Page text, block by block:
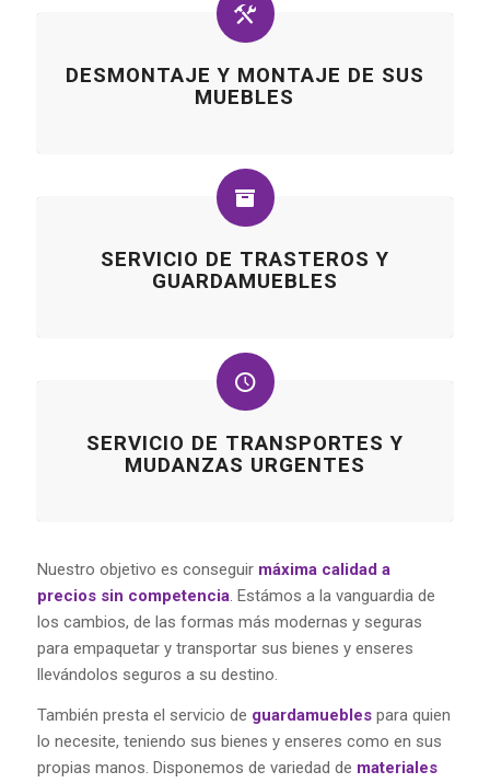
DESMONTAJE Y MONTAJE DE SUS
MUEBLES
SERVICIO DE TRASTEROS Y
GUARDAMUEBLES
SERVICIO DE TRANSPORTES Y
MUDANZAS URGENTES
Nuestro objetivo es conseguir máxima calidad a
precios sin competencia. Estámos a la vanguardia de
los cambios, de las formas más modernas y seguras
para empaquetar y transportar sus bienes y enseres
llevándolos seguros a su destino.
También presta el servicio de guardamueblespara quien
lo necesite, teniendo sus bienes y enseres como en sus
propias manos. Disponemos de variedad de materiales